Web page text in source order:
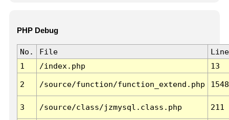
PHP Debug
No. File
Line
1
/index.php 13
2 /source/function/function_extend.php 1548
3 /source/class/jzmysql.class.php 211